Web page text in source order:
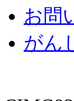
お問
がん